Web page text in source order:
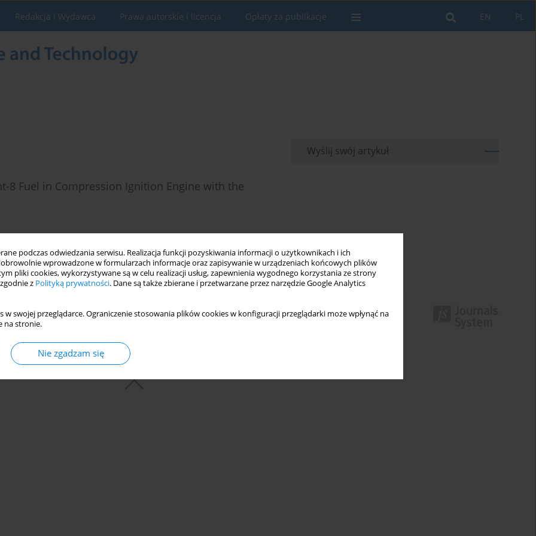
podczas odwiedzania serwisu. Realizacja funkcji pozyskiwania informacji o użytkownikach i ich
wprowadzone w formularzach informacje oraz zapisywanie w urządzeniach końcowych plików
pliki cookies, wykorzystywane są w celu realizacji usług, zapewnienia wygodnego korzystania ze strony
z Polityką prywatności. Dane są także zbierane i przetwarzane przez narzędzie Google Analytics
w swojej przeglądarce. Ograniczenie stosowania plików cookies w konfiguracji przeglądarki może wpłynąć na
na stronie.
Nie zgadzam się
PL
EN
Redakcja i Wydawca Prawa autorskie i licencja Opłaty za publikacje
8 Fuel in Compression Ignition Engine with the
Statystyki
Wyślij swój artykuł
© 2006-2026 Journal hosting platform by